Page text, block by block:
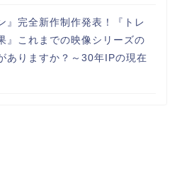
』完全新作制作発表！『トレ
』これまでの映像シリーズの
ありますか？～30年IPの現在